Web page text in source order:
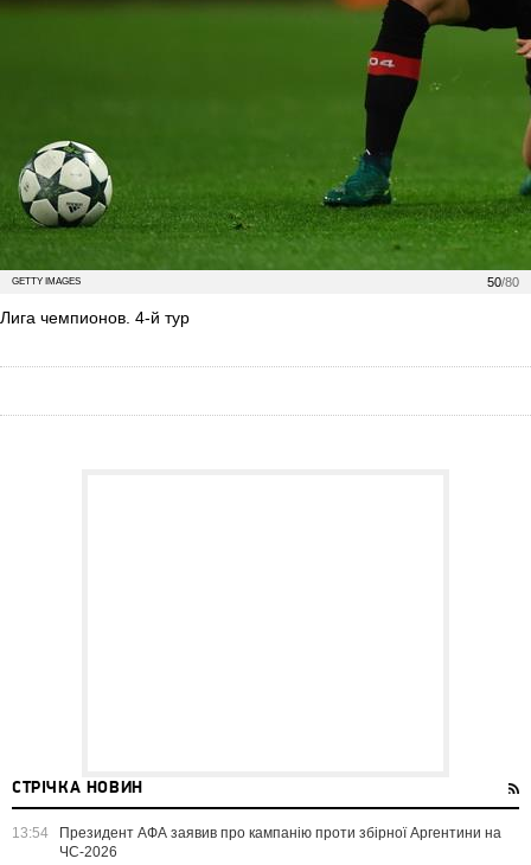
50/80
GETTY IMAGES
Лига чемпионов. 4-й тур
СТРІЧКА НОВИН
13:54
Президент АФА заявив про кампанію проти збірної Аргентини на
ЧС-2026